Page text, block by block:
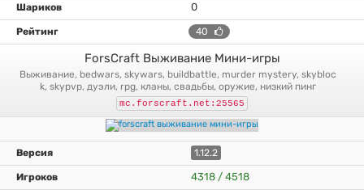
0
40
ForsCraft Выживание Мини-игры
выживание, bedwars, skywars, buildbattle, murder mystery, skybloc
k, skypvp, дуэли, rpg, кланы, свадьбы, оружие, низкий пинг
mc.forscraft.net:25565
1.12.2
4318 / 4518